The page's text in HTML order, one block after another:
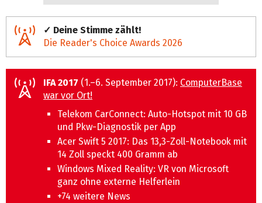
✓ Deine Stimme zählt!
Die Reader's Choice Awards 2026
IFA 2017 (1.–6. September 2017): ComputerBase
war vor Ort!
Telekom CarConnect: Auto-Hotspot mit 10 GB
und Pkw-Diagnostik per App
Acer Swift 5 2017: Das 13,3-Zoll-Notebook mit
14 Zoll speckt 400 Gramm ab
Windows Mixed Reality: VR von Microsoft
ganz ohne externe Helferlein
+74 weitere News